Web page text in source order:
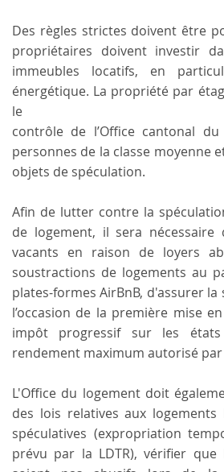
Des règles strictes doivent être
propriétaires doivent investir
immeubles locatifs, en
énergétique. La propriété par
le
contrôle de l’Office cantonal
personnes de la classe moyenne
objets de spéculation.
Afin de lutter contre la
de logement, il sera nécessaire
vacants en raison de loyers
soustractions de logements au
plates-formes AirBnB, d'assurer
l’occasion de la première mise
impôt progressif sur les
rendement maximum autorisé
L'Office du logement doit
des lois relatives aux
spéculatives (expropriation
prévu par la LDTR), vérifier